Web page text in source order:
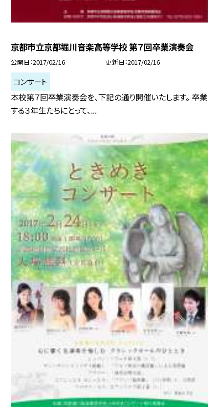
京都市立京都堀川音楽高等学校 第７回卒業演奏会
公開日 2017/02/16 更新日 2017/02/16
コンサート
本校第７回卒業演奏会を、下記の通り開催いたします。 卒業
する３年生たちにとって、...